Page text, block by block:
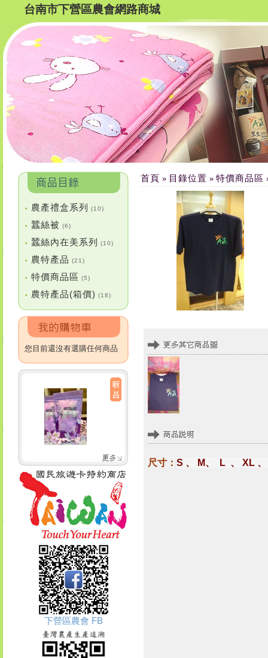
台南市下營區農會網路商城
• 農產禮盒系列 (10)
• 蠶絲被 (6)
• 蠶絲內在美系列 (10)
• 農特產品 (21)
• 特價商品區 (5)
• 農特產品(箱價) (18)
您目前還沒有選購任何商品
下營區農會 FB
首頁 » 目錄位置 » 特價商品區
尺寸： S 、 M、 L 、 XL